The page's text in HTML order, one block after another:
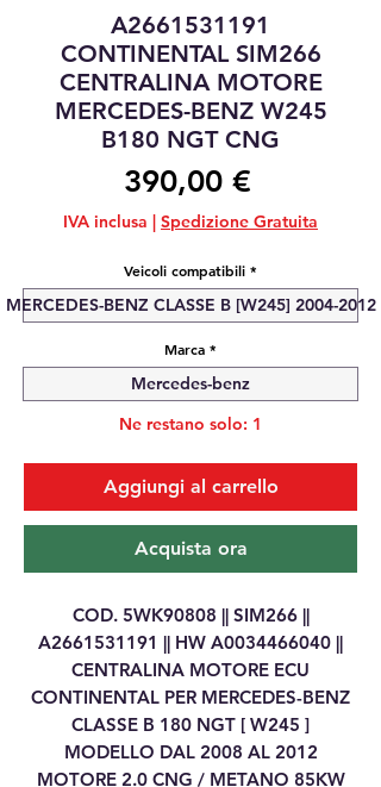
A2661531191
CONTINENTAL SIM266
CENTRALINA MOTORE
MERCEDES-BENZ W245
B180 NGT CNG
390,00 €
IVA inclusa | Spedizione Gratuita
Veicoli compatibili *
MERCEDES-BENZ CLASSE B [W245] 2004-2012
Marca *
Mercedes-benz
Ne restano solo: 1
Aggiungi al carrello
Acquista ora
COD. 5WK90808 || SIM266 ||
A2661531191 || HW A0034466040 ||
CENTRALINA MOTORE ECU
CONTINENTAL PER MERCEDES-BENZ
CLASSE B 180 NGT [ W245 ]
MODELLO DAL 2008 AL 2012
MOTORE 2.0 CNG / METANO 85KW